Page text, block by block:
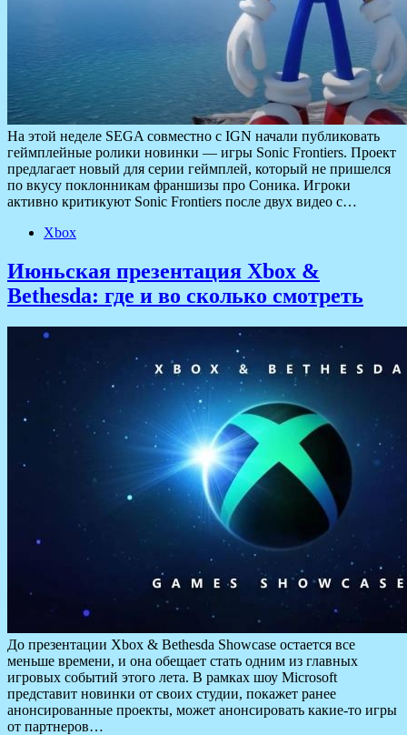
На этой неделе SEGA совместно с IGN начали публиковать
геймплейные ролики новинки — игры Sonic Frontiers. Проект
предлагает новый для серии геймплей, который не пришелся
по вкусу поклонникам франшизы про Соника. Игроки
активно критикуют Sonic Frontiers после двух видео с…
Xbox
Июньская презентация Xbox &
Bethesda: где и во сколько смотреть
До презентации Xbox & Bethesda Showcase остается все
меньше времени, и она обещает стать одним из главных
игровых событий этого лета. В рамках шоу Microsoft
представит новинки от своих студии, покажет ранее
анонсированные проекты, может анонсировать какие-то игры
от партнеров…